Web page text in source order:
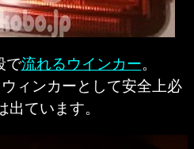
で流れるウインカー。
ィンカーとして安全上必
出ています。